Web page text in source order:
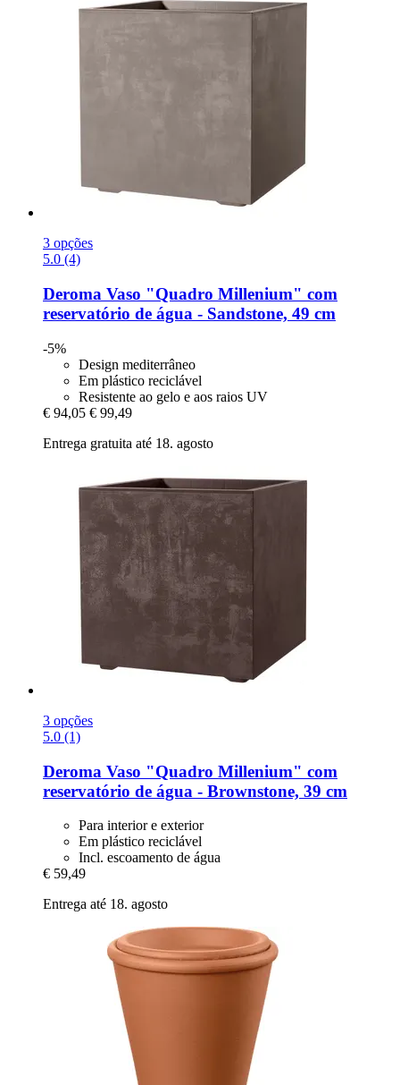
3 opções
5.0 (4)
Deroma Vaso "Quadro Millenium" com
reservatório de água -​ Sandstone, 49 cm
-5%
Design mediterrâneo
Em plástico reciclável
Resistente ao gelo e aos raios UV
€ 94,05 € 99,49
Entrega gratuita até 18. agosto
3 opções
5.0 (1)
Deroma Vaso "Quadro Millenium" com
reservatório de água -​ Brownstone, 39 cm
Para interior e exterior
Em plástico reciclável
Incl. escoamento de água
€ 59,49
Entrega até 18. agosto